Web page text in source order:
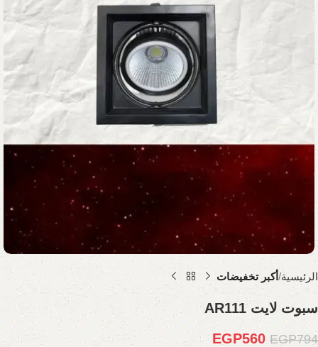
الرئيسية أكبر تخفيضات
سبوت لايت AR111
EGP794
EGP560